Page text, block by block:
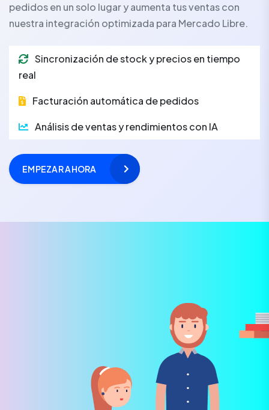
pedidos en un solo lugar y aumenta tus ventas con
nuestra integración optimizada para Mercado Libre.
Sincronización de stock y precios en tiempo
real
Facturación automática de pedidos
Análisis de ventas y rendimientos con IA
EMPEZAR AHORA